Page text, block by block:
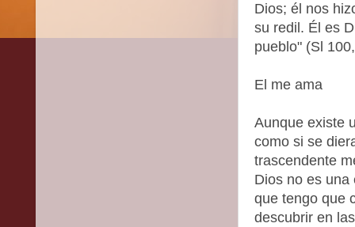
Dios; él nos
su redil. Él es
pueblo" (Sl
El me ama
Aunque existe
como si se
trascendente
Dios no es
que tengo que
descubrir en